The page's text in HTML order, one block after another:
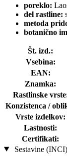
poreklo:
del rastline:
metoda
botanično
Št. izd.:
Vsebina:
EAN:
Znamka:
Rastlinske
Konzistenca /
Vrste izdelkov:
Lastnosti:
Certifikati:
Sestavine (INCI)